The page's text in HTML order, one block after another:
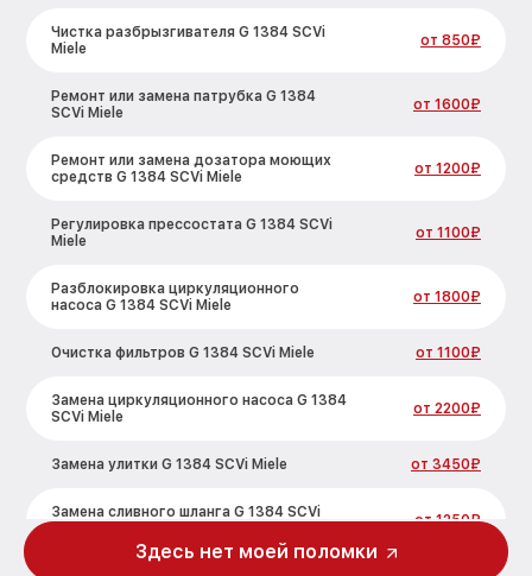
Чистка разбрызгивателя G 1384 SCVi
Miele
от 850₽
Ремонт или замена патрубка G 1384
SCVi Miele
от 1600₽
Ремонт или замена дозатора моющих
средств G 1384 SCVi Miele
от 1200₽
Регулировка прессостата G 1384 SCVi
Miele
от 1100₽
Разблокировка циркуляционного
насоса G 1384 SCVi Miele
от 1800₽
Очистка фильтров G 1384 SCVi Miele от 1100₽
Замена циркуляционного насоса G 1384
SCVi Miele
от 2200₽
Замена улитки G 1384 SCVi Miele от 3450₽
Замена сливного шланга G 1384 SCVi
от 1250₽
Здесь нет моей поломки